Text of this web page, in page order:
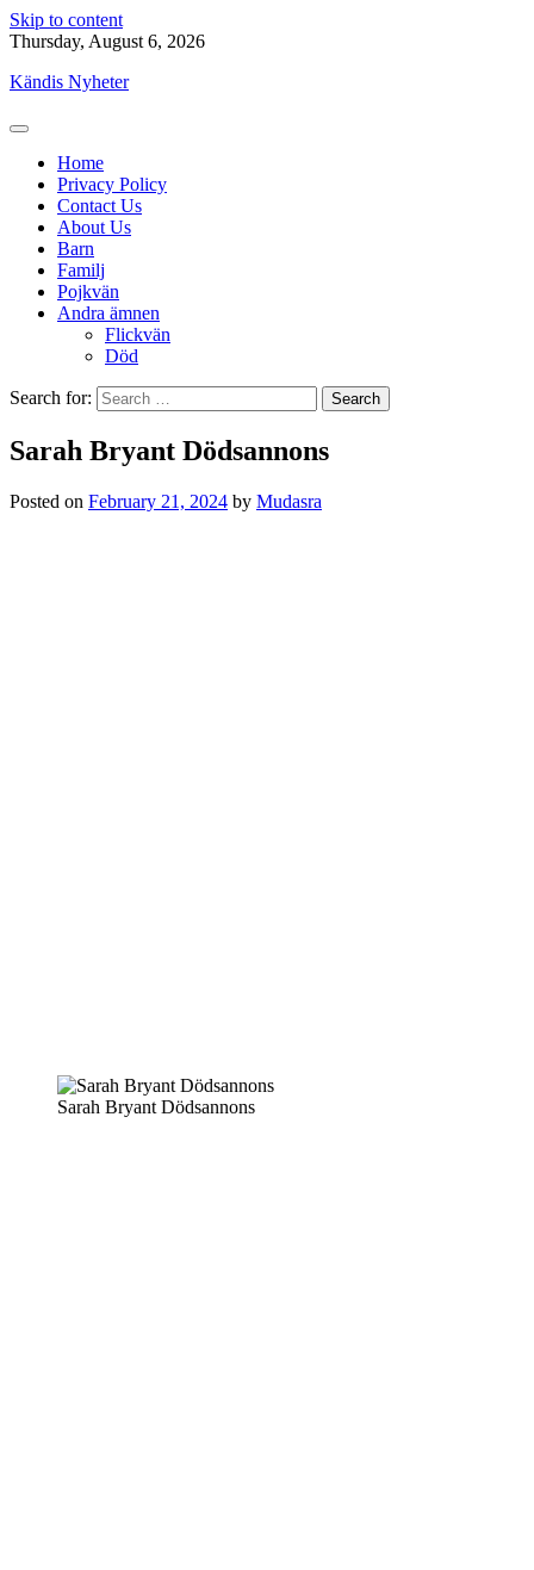
Skip to content
Thursday, August 6, 2026
Kändis Nyheter
Home
Privacy Policy
Contact Us
About Us
Barn
Familj
Pojkvän
Andra ämnen
Flickvän
Död
Search for:
Sarah Bryant Dödsannons
Posted on February 21, 2024 by Mudasra
Sarah Bryant Dödsannons